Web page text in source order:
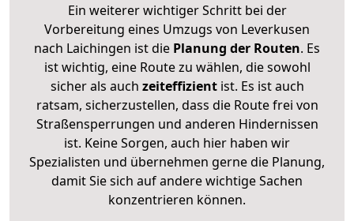
Ein weiterer wichtiger Schritt bei der
Vorbereitung eines Umzugs von Leverkusen
nach Laichingen ist die Planung der Routen. Es
ist wichtig, eine Route zu wählen, die sowohl
sicher als auch zeiteffizientist. Es ist auch
ratsam, sicherzustellen, dass die Route frei von
Straßensperrungen und anderen Hindernissen
ist. Keine Sorgen, auch hier haben wir
Spezialisten und übernehmen gerne die Planung,
damit Sie sich auf andere wichtige Sachen
konzentrieren können.